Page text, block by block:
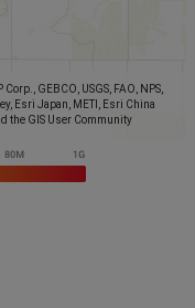
GEBCO, USGS, FAO, NPS,
Esri Japan, METI, Esri China
the GIS User Community